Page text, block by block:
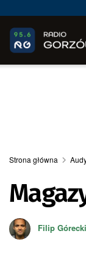
Strona główna
Filip Górecki